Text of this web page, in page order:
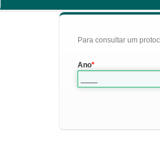
Para consultar um
Ano